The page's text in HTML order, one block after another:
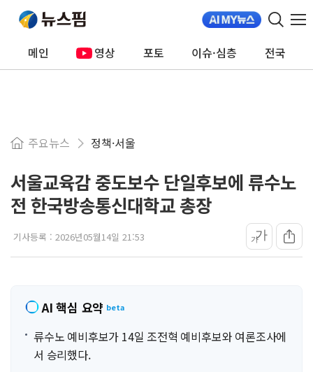
메인 영상 포토 이슈·심층 전국
주요뉴스 정책·서울
서울교육감 중도보수 단일후보에 류수노
전 한국방송통신대학교 총장
기사등록 : 2026년05월14일 21:53 가가
AI 핵심 요약 beta
류수노 예비후보가 14일 조전혁 예비후보와 여론조사에
서 승리했다.